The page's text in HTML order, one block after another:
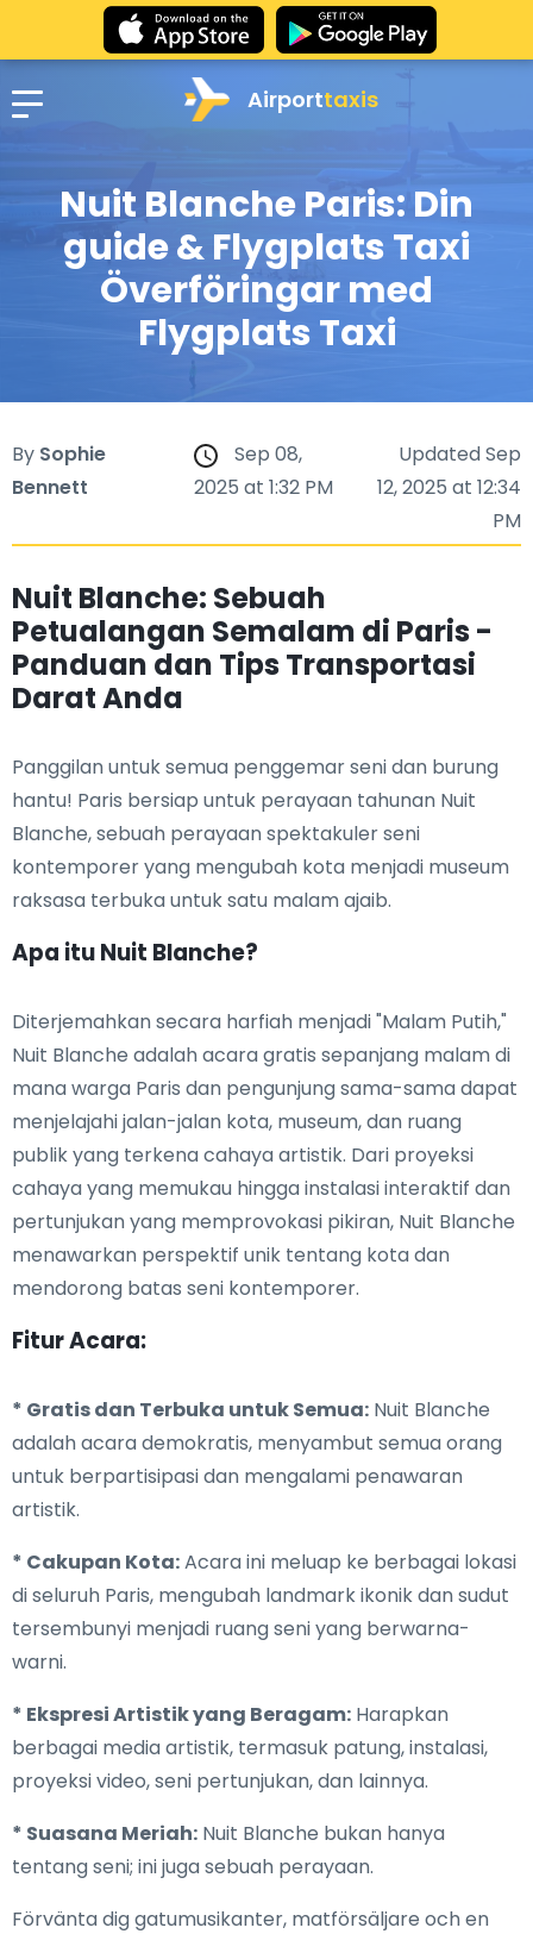
Airporttaxis
Nuit Blanche Paris: Din
guide & Flygplats Taxi
Överföringar med
Flygplats Taxi
By Sophie
Bennett
Sep 08,
2025 at 1:32 PM
Updated Sep
12, 2025 at 12:34
PM
Nuit Blanche: Sebuah
Petualangan Semalam di Paris -
Panduan dan Tips Transportasi
Darat Anda
Panggilan untuk semua penggemar seni dan burung
hantu! Paris bersiap untuk perayaan tahunan Nuit
Blanche, sebuah perayaan spektakuler seni
kontemporer yang mengubah kota menjadi museum
raksasa terbuka untuk satu malam ajaib.
Apa itu Nuit Blanche?
Diterjemahkan secara harfiah menjadi "Malam Putih,"
Nuit Blanche adalah acara gratis sepanjang malam di
mana warga Paris dan pengunjung sama-sama dapat
menjelajahi jalan-jalan kota, museum, dan ruang
publik yang terkena cahaya artistik. Dari proyeksi
cahaya yang memukau hingga instalasi interaktif dan
pertunjukan yang memprovokasi pikiran, Nuit Blanche
menawarkan perspektif unik tentang kota dan
mendorong batas seni kontemporer.
Fitur Acara:
* Gratis dan Terbuka untuk Semua: Nuit Blanche
adalah acara demokratis, menyambut semua orang
untuk berpartisipasi dan mengalami penawaran
artistik.
* Cakupan Kota:Acara ini meluap ke berbagai lokasi
di seluruh Paris, mengubah landmark ikonik dan sudut
tersembunyi menjadi ruang seni yang berwarna-
warni.
* Ekspresi Artistik yang Beragam: Harapkan
berbagai media artistik, termasuk patung, instalasi,
proyeksi video, seni pertunjukan, dan lainnya.
* Suasana Meriah: Nuit Blanche bukan hanya
tentang seni; ini juga sebuah perayaan.
Förvänta dig gatumusikanter, matförsäljare och en